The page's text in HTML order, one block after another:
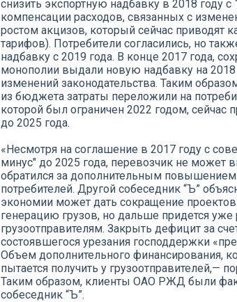
снизить экспортную надбавку в 2018 году с
компенсации расходов, связанных с
ростом акцизов, который сейчас приводят
тарифов). Потребители согласились, но
надбавку с 2019 года. В конце 2017 года,
монополии выдали новую надбавку на
изменений законодательства. Таким
из бюджета затраты переложили на
которой был ограничен 2022 годом, сейчас
до 2025 года.
«Несмотря на соглашение в 2017 году с
минус" до 2025 года, перевозчик не может
обратился за дополнительным
потребителей. Другой собеседник “Ъ”
экономии может дать сокращение
генерацию грузов, но дальше придется
грузоотправителям. Закрыть дефицит за
состоявшегося урезания господдержки
Объем дополнительного финансирования,
пытается получить у грузоотправителей,—
Таким образом, клиенты ОАО РЖД были
собеседник “Ъ”.